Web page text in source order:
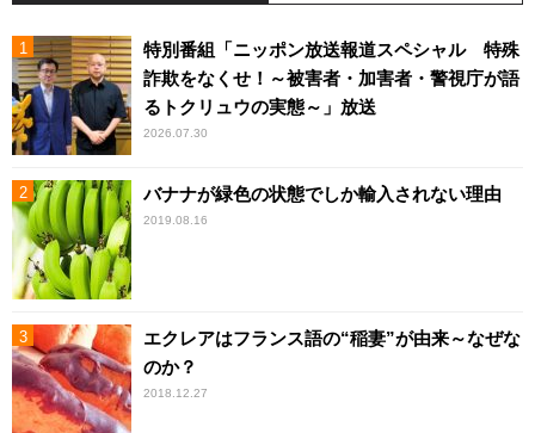
特別番組「ニッポン放送報道スペシャル 特殊
詐欺をなくせ！～被害者・加害者・警視庁が語
るトクリュウの実態～」放送
2026.07.30
バナナが緑色の状態でしか輸入されない理由
2019.08.16
エクレアはフランス語の“稲妻”が由来～なぜな
のか？
2018.12.27